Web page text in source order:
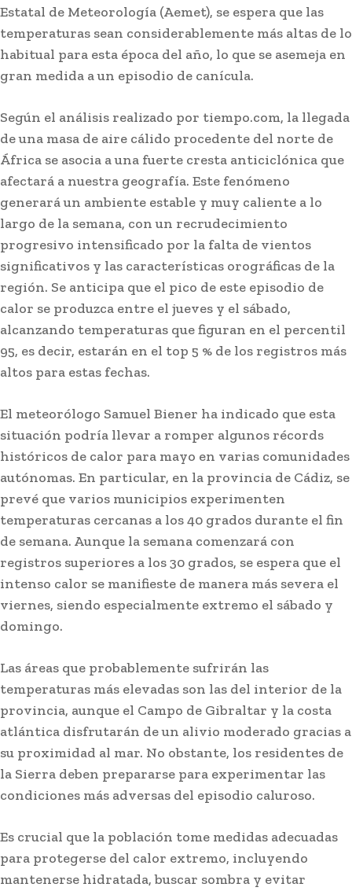
Estatal de Meteorología (Aemet), se espera que las
temperaturas sean considerablemente más altas de lo
habitual para esta época del año, lo que se asemeja en
gran medida a un episodio de canícula.
Según el análisis realizado por tiempo.com, la llegada
de una masa de aire cálido procedente del norte de
África se asocia a una fuerte cresta anticiclónica que
afectará a nuestra geografía. Este fenómeno
generará un ambiente estable y muy caliente a lo
largo de la semana, con un recrudecimiento
progresivo intensificado por la falta de vientos
significativos y las características orográficas de la
región. Se anticipa que el pico de este episodio de
calor se produzca entre el jueves y el sábado,
alcanzando temperaturas que figuran en el percentil
95, es decir, estarán en el top 5 % de los registros más
altos para estas fechas.
El meteorólogo Samuel Biener ha indicado que esta
situación podría llevar a romper algunos récords
históricos de calor para mayo en varias comunidades
autónomas. En particular, en la provincia de Cádiz, se
prevé que varios municipios experimenten
temperaturas cercanas a los 40 grados durante el fin
de semana. Aunque la semana comenzará con
registros superiores a los 30 grados, se espera que el
intenso calor se manifieste de manera más severa el
viernes, siendo especialmente extremo el sábado y
domingo.
Las áreas que probablemente sufrirán las
temperaturas más elevadas son las del interior de la
provincia, aunque el Campo de Gibraltar y la costa
atlántica disfrutarán de un alivio moderado gracias a
su proximidad al mar. No obstante, los residentes de
la Sierra deben prepararse para experimentar las
condiciones más adversas del episodio caluroso.
Es crucial que la población tome medidas adecuadas
para protegerse del calor extremo, incluyendo
mantenerse hidratada, buscar sombra y evitar